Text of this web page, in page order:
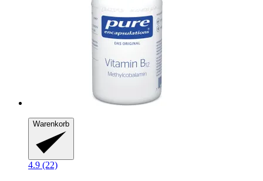
Warenkorb
4.9 (22)